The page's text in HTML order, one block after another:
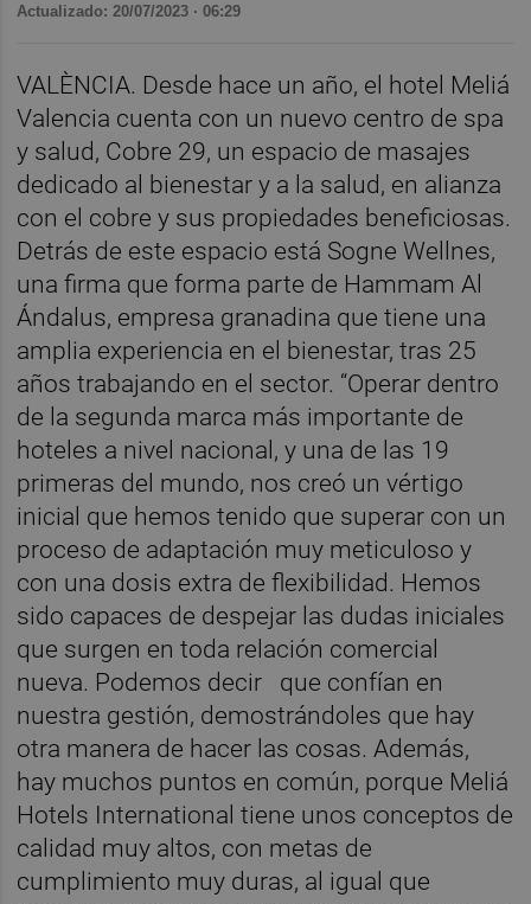
Actualizado: 20/07/2023 · 06:29
VALÈNCIA. Desde hace un año, el hotel Meliá
Valencia cuenta con un nuevo centro de spa
y salud, Cobre 29, un espacio de masajes
dedicado al bienestar y a la salud, en alianza
con el cobre y sus propiedades beneficiosas.
Detrás de este espacio está Sogne Wellnes,
una firma que forma parte de Hammam Al
Ándalus, empresa granadina que tiene una
amplia experiencia en el bienestar, tras 25
años trabajando en el sector. “Operar dentro
de la segunda marca más importante de
hoteles a nivel nacional, y una de las 19
primeras del mundo, nos creó un vértigo
inicial que hemos tenido que superar con un
proceso de adaptación muy meticuloso y
con una dosis extra de flexibilidad. Hemos
sido capaces de despejar las dudas iniciales
que surgen en toda relación comercial
nueva. Podemos decir que confían en
nuestra gestión, demostrándoles que hay
otra manera de hacer las cosas. Además,
hay muchos puntos en común, porque Meliá
Hotels International tiene unos conceptos de
calidad muy altos, con metas de
cumplimiento muy duras, al igual que